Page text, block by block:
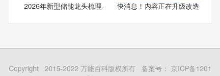
2026年新型储能龙头梳理- 快消息！内容正在升级改造
Copyright 2015-2022 万能百科版权所有 备案号： 京ICP备1201